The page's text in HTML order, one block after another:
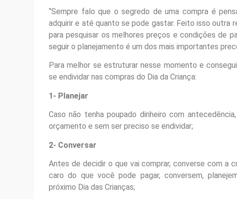
“Sempre falo que o segredo de uma compra é
adquirir e até quanto se pode gastar. Feito isso outra
para pesquisar os melhores preços e condições de
seguir o planejamento é um dos mais importantes
Para melhor se estruturar nesse momento e
se endividar nas compras do Dia da Criança:
1- Planejar
Caso não tenha poupado dinheiro com
orçamento e sem ser preciso se endividar;
2- Conversar
Antes de decidir o que vai comprar, converse com a
caro do que você pode pagar, conversem,
próximo Dia das Crianças;